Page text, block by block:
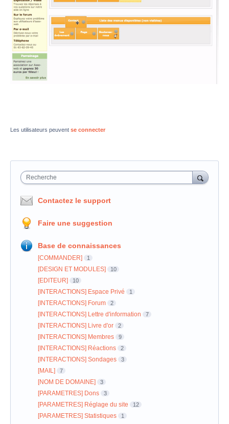
Les utilisateurs peuvent se connecter
Recherche
Contactez le support
Faire une suggestion
Base de connaissances
[COMMANDER] 1
[DESIGN ET MODULES] 10
[EDITEUR] 10
[INTERACTIONS] Espace Privé 1
[INTERACTIONS] Forum 2
[INTERACTIONS] Lettre d'information 7
[INTERACTIONS] Livre d'or 2
[INTERACTIONS] Membres 9
[INTERACTIONS] Réactions 2
[INTERACTIONS] Sondages 3
[MAIL] 7
[NOM DE DOMAINE] 3
[PARAMETRES] Dons 3
[PARAMETRES] Réglage du site 12
[PARAMETRES] Statistiques 1